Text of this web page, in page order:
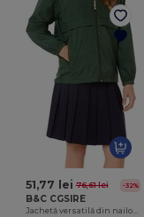
51,77 lei 76,61 lei -32%
B&C CGSIRE
Jachetă versatilă din nailon rezistentă la vânt, ușor de împachetat.